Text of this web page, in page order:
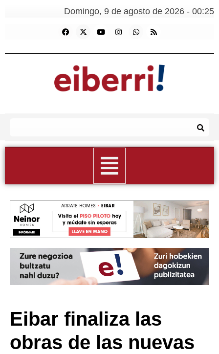
Domingo, 9 de agosto de 2026 - 00:25
Eibar finaliza las
obras de las nuevas